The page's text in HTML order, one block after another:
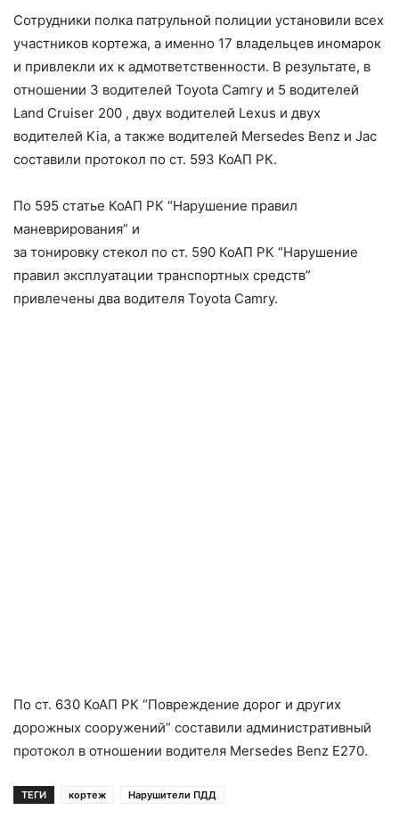
Сотрудники полка патрульной полиции установили всех
участников кортежа, а именно 17 владельцев иномарок
и привлекли их к адмответственности. В результате, в
отношении 3 водителей Toyota Camry и 5 водителей
Land Cruiser 200 , двух водителей Lexus и двух
водителей Kia, а также водителей Mersedes Benz и Jac
составили протокол по ст. 593 КоАП РК.
По 595 статье КоАП РК “Нарушение правил
маневрирования” и
за тонировку стекол по ст. 590 КоАП РК “Нарушение
правил эксплуатации транспортных средств”
привлечены два водителя Toyota Camry.
По ст. 630 КоАП РК “Повреждение дорог и других
дорожных сооружений” составили административный
протокол в отношении водителя Mersedes Benz Е270.
ТЕГИ кортеж Нарушители ПДД